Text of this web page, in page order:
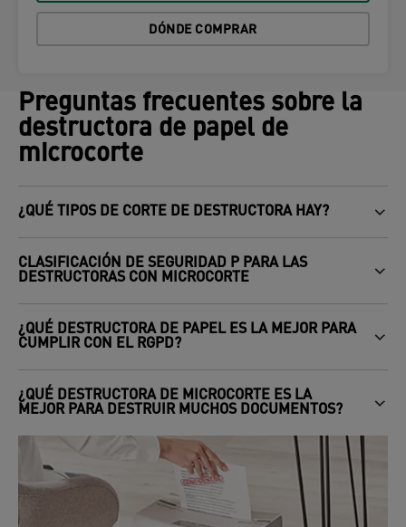
DÓNDE COMPRAR
Preguntas frecuentes sobre la
destructora de papel de
microcorte
¿QUÉ TIPOS DE CORTE DE DESTRUCTORA HAY?
CLASIFICACIÓN DE SEGURIDAD P PARA LAS
DESTRUCTORAS CON MICROCORTE
¿QUÉ DESTRUCTORA DE PAPEL ES LA MEJOR PARA
CUMPLIR CON EL RGPD?
¿QUÉ DESTRUCTORA DE MICROCORTE ES LA
MEJOR PARA DESTRUIR MUCHOS DOCUMENTOS?